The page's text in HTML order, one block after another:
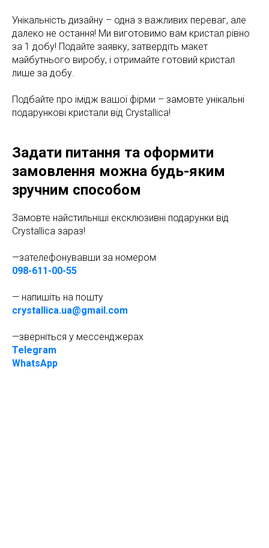
Унікальність дизайну – одна з важливих переваг, але
далеко не остання! Ми виготовимо вам кристал рівно
за 1 добу! Подайте заявку, затвердіть макет
майбутнього виробу, і отримайте готовий кристал
лише за добу.
Подбайте про імідж вашої фірми – замовте унікальні
подарункові кристали від Crystallica!
Задати питання та оформити
замовлення можна будь-яким
зручним способом
Замовте найстильніші ексклюзивні подарунки від
Crystallica зараз!
—зателефонувавши за номером
098-611-00-55
— напишіть на пошту
crystallica.ua@gmail.com
—зверніться у мессенджерах
Telegram
WhatsApp